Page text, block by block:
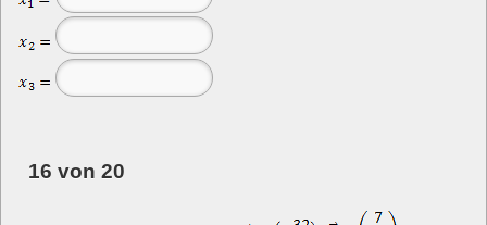
16 von 20